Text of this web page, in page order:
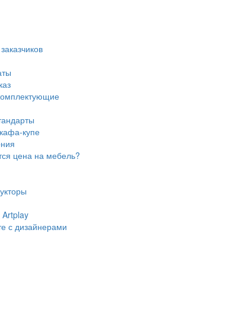
купе
цена на мебель?
Artplay
с дизайнерами